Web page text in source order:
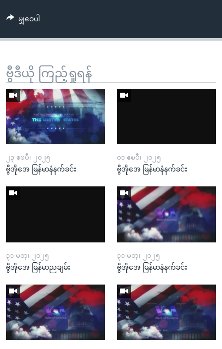
ကျော်မျှဝေပါ
ဗွီဒီယို ကြည့်ရှုရန်
၂၃ ဧၿပီ၊ ၂၀၂၅
ဗွီအိုအေ မြန်မာနံနက်ခင်း
၀၁ ဧၿပီ၊ ၂၀၂၅
ဗွီအိုအေ မြန်မာနံနက်ခင်း
၃၁ မတ္၊ ၂၀၂၅
ဗွီအိုအေ မြန်မာညချမ်း
၃၁ မတ္၊ ၂၀၂၅
ဗွီအိုအေ မြန်မာနံနက်ခင်း